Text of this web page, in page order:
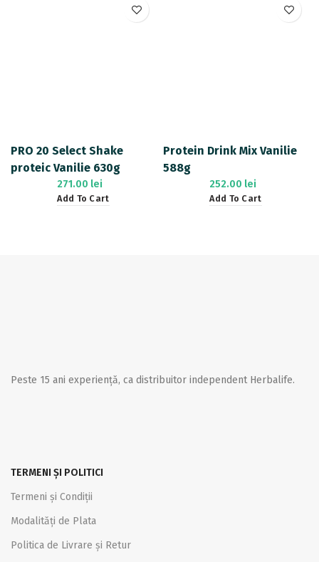
PRO 20 Select Shake
proteic Vanilie 630g
271.00 lei
Add To Cart
Protein Drink Mix Vanilie
588g
252.00 lei
Add To Cart
Peste 15 ani experiență, ca distribuitor independent Herbalife.
TERMENI ȘI POLITICI
Termeni și Condiții
Modalități de Plata
Politica de Livrare și Retur